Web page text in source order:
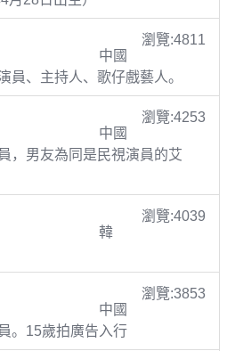
瀏覽:4811
中國
員、主持人、歌仔戲藝人。
瀏覽:4253
中國
，男友為同是民視演員的艾
瀏覽:4039
韓
瀏覽:3853
中國
。15歲拍廣告入行